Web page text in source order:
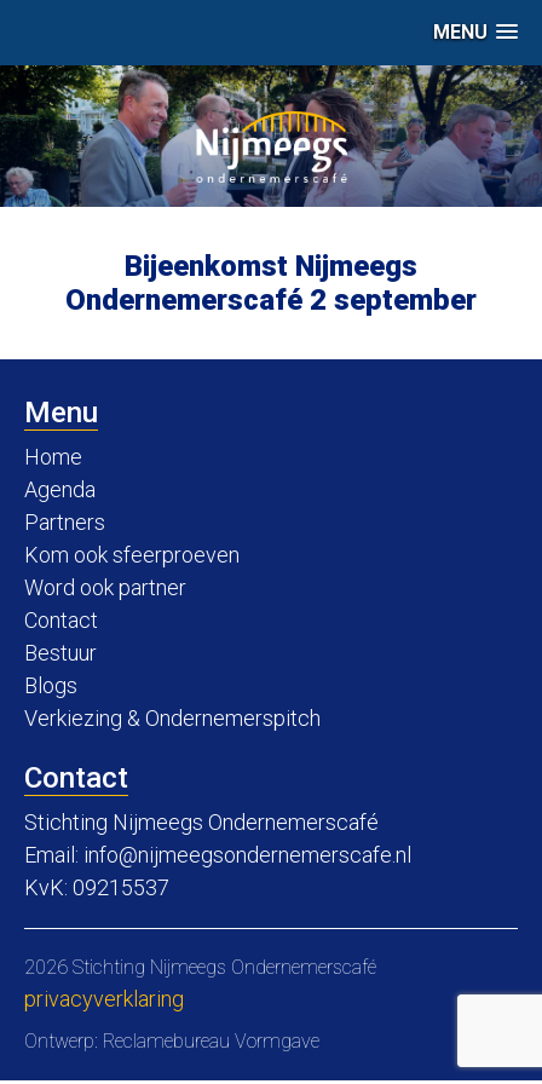
MENU
Bijeenkomst Nijmeegs
Ondernemerscafé 2 september
Menu
Home
Agenda
Partners
Kom ook sfeerproeven
Word ook partner
Contact
Bestuur
Blogs
Verkiezing & Ondernemerspitch
Contact
Stichting Nijmeegs Ondernemerscafé
Email: info@nijmeegsondernemerscafe.nl
KvK: 09215537
2026 Stichting Nijmeegs Ondernemerscafé
privacyverklaring
Ontwerp: Reclamebureau Vormgave